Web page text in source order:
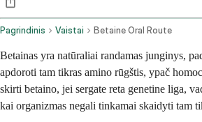
Pagrindinis Vaistai Betaine Oral Route
Betainas yra natūraliai randamas junginys,
apdoroti tam tikras amino rūgštis, ypač
skirti betaino, jei sergate reta genetine liga,
kai organizmas negali tinkamai skaidyti tam